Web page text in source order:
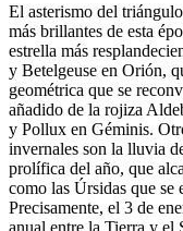
El asterismo del
más brillantes de esta
estrella más
y Betelgeuse en Orión,
geométrica que se
añadido de la rojiza
y Pollux en Géminis.
invernales son la lluvia
prolífica del año, que
como las Úrsidas que se
Precisamente, el 3 de
anual entre la Tierra y el